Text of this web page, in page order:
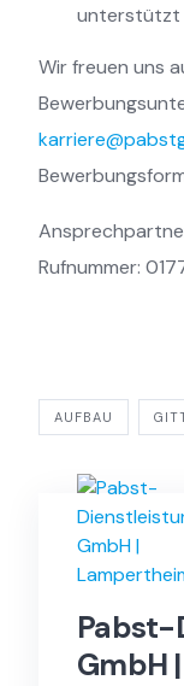
unterstützt
Wir freuen uns
Rufnummer:
AUFBAU
Pabst-
GmbH